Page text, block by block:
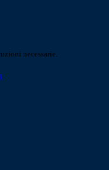
necessarie.